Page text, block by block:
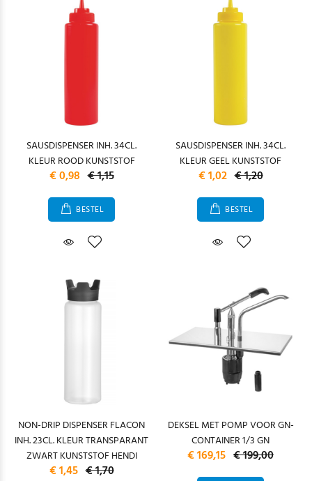
SAUSDISPENSER INH. 34CL.
KLEUR ROOD KUNSTSTOF
€ 0,98 € 1,15
BESTEL
SAUSDISPENSER INH. 34CL.
KLEUR GEEL KUNSTSTOF
€ 1,02 € 1,20
BESTEL
NON-DRIP DISPENSER FLACON
INH. 23CL. KLEUR TRANSPARANT
ZWART KUNSTSTOF HENDI
€ 1,45 € 1,70
DEKSEL MET POMP VOOR GN-
CONTAINER 1/3 GN
€ 169,15 € 199,00